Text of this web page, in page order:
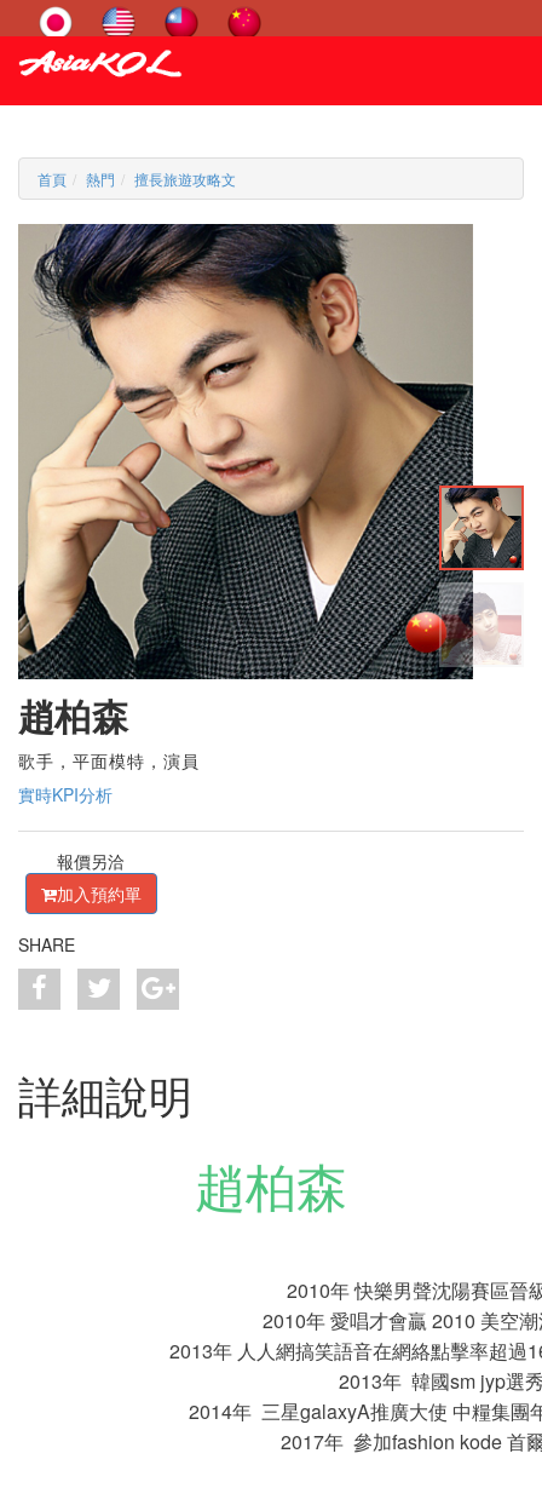
首頁 熱門 擅長旅遊攻略文
趙柏森
歌手，平面模特，演員
實時KPI分析
報價另洽
加入預約單
SHARE
詳細說明
趙柏森
2010年 快樂男聲沈陽賽區
2010年 愛唱才會贏 2010 美空
2013年 人人網搞笑語音在網絡點擊率超過
2013年 韓國sm jyp選
2014年 三星galaxyA推廣大使 中糧集
2017年 參加fashion kode 首